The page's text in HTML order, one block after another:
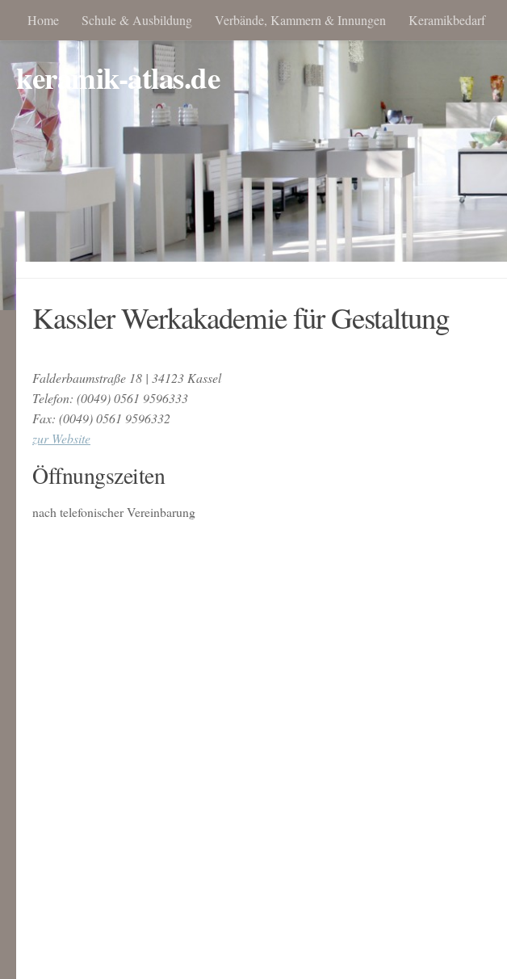
Home Schule & Ausbildung Verbände, Kammern & Innungen Keramikbedarf
keramik-atlas.de
Kassler Werkakademie für Gestaltung
Falderbaumstraße 18 | 34123 Kassel
Telefon: (0049) 0561 9596333
Fax: (0049) 0561 9596332
zur Website
Öffnungszeiten
nach telefonischer Vereinbarung